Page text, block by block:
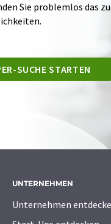
Sie problemlos das
SUCHE STARTEN
UNTERNEHMEN
Unternehmen